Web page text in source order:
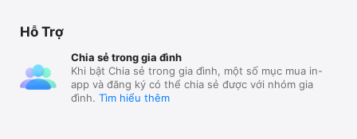
Hỗ Trợ
Chia sẻ trong gia đình
Khi bật Chia sẻ trong gia đình, một số mục mua in-
app và đăng ký có thể chia sẻ được với nhóm gia
đình. Tìm hiểu thêm